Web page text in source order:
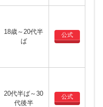
18歳～20代半
ば
公式
20代半ば～30
代後半
公式